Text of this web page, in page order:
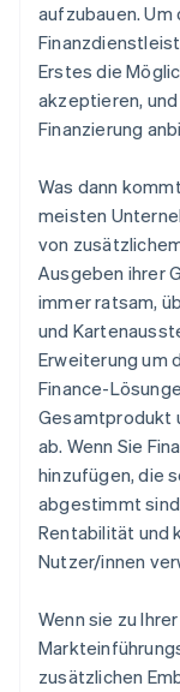
aufzubauen. Um
Erstes die
akzeptieren,
Finanzierung
Was dann
meisten
von
Ausgeben ihrer
immer ratsam,
und
Erweiterung um
Finance-
Gesamtprodukt
ab. Wenn Sie
hinzufügen, die
abgestimmt
Rentabilität und
Nutzer/innen
Wenn sie zu
zusätzlichen